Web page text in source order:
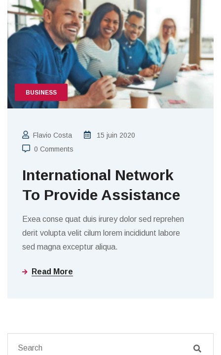
BUSINESS
Flavio Costa
15 juin 2020
0 Comments
International Network
To Provide Assistance
Exea conse quat duis irurey dolor sed reprehen
derit volupta velit cilum lorem incididunt labore
sed magna exceptur aliqua.
Read More